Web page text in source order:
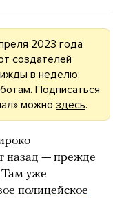
2023 года
создателей
в неделю:
Подписаться
можно здесь.
назад — прежде
Там уже
полицейское